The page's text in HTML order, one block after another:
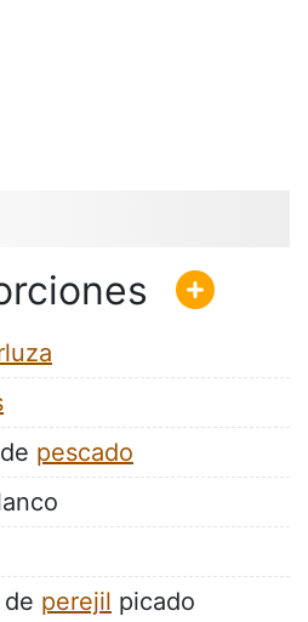
pescado
perejil picado